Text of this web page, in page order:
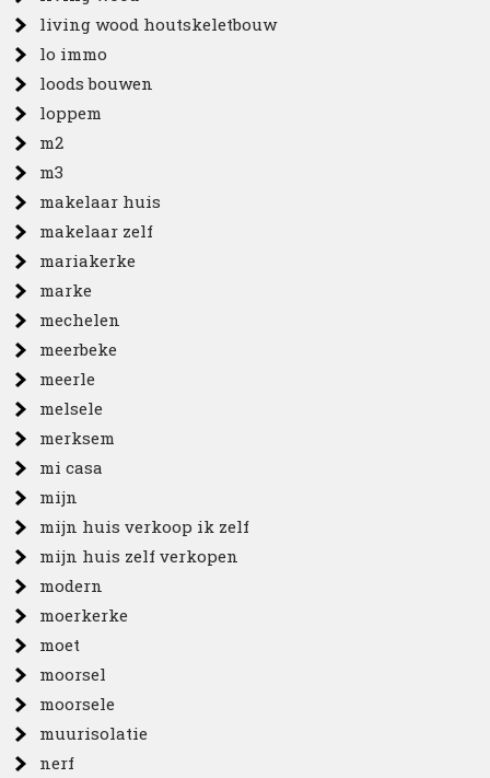
living wood houtskeletbouw
lo immo
loods bouwen
loppem
m2
m3
makelaar huis
makelaar zelf
mariakerke
marke
mechelen
meerbeke
meerle
melsele
merksem
mi casa
mijn
mijn huis verkoop ik zelf
mijn huis zelf verkopen
modern
moerkerke
moet
moorsel
moorsele
muurisolatie
nerf